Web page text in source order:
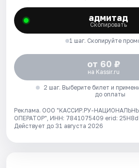
адмитад
Скопировать
1 шаг. Скопируйте
от 60 ₽
на Kassir.ru
2 шаг. Выберите билет и
до оплаты
Реклама. ООО "КАССИР.РУ-
ОПЕРАТОР", ИНН: 7841075409 erid:
Действует до 31 августа 2026